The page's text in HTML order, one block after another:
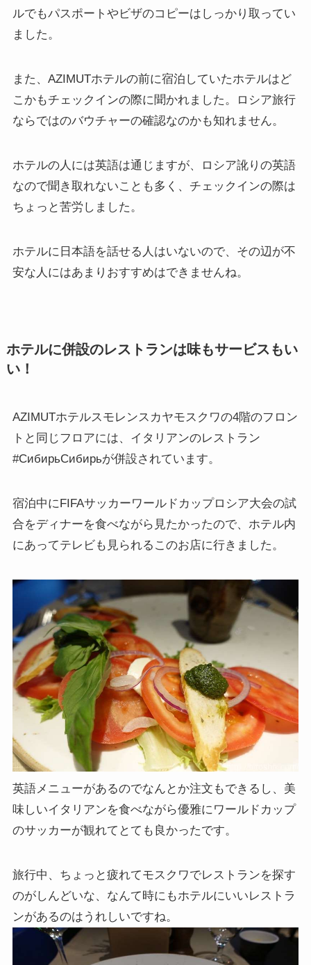
ルでもパスポートやビザのコピーはしっかり取ってい
ました。
また、AZIMUTホテルの前に宿泊していたホテルはど
こかもチェックインの際に聞かれました。ロシア旅行
ならではのバウチャーの確認なのかも知れません。
ホテルの人には英語は通じますが、ロシア訛りの英語
なので聞き取れないことも多く、チェックインの際は
ちょっと苦労しました。
ホテルに日本語を話せる人はいないので、その辺が不
安な人にはあまりおすすめはできませんね。
ホテルに併設のレストランは味もサービスもい
い！
AZIMUTホテルスモレンスカヤモスクワの4階のフロン
トと同じフロアには、イタリアンのレストラン
#СибирьСибирьが併設されています。
宿泊中にFIFAサッカーワールドカップロシア大会の試
合をディナーを食べながら見たかったので、ホテル内
にあってテレビも見られるこのお店に行きました。
英語メニューがあるのでなんとか注文もできるし、美
味しいイタリアンを食べながら優雅にワールドカップ
のサッカーが観れてとても良かったです。
旅行中、ちょっと疲れてモスクワでレストランを探す
のがしんどいな、なんて時にもホテルにいいレストラ
ンがあるのはうれしいですね。